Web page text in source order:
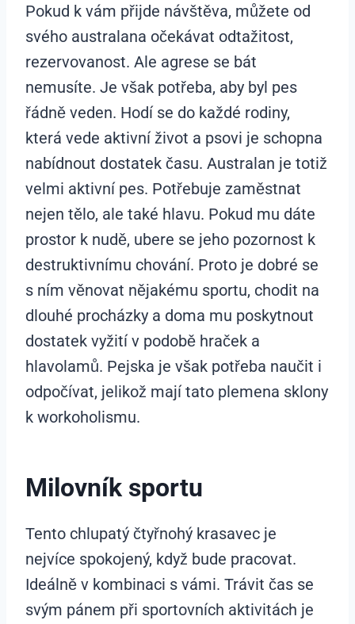
Pokud k vám přijde návštěva, můžete od
svého australana očekávat odtažitost,
rezervovanost. Ale agrese se bát
nemusíte. Je však potřeba, aby byl pes
řádně veden. Hodí se do každé rodiny,
která vede aktivní život a psovi je schopna
nabídnout dostatek času. Australan je totiž
velmi aktivní pes. Potřebuje zaměstnat
nejen tělo, ale také hlavu. Pokud mu dáte
prostor k nudě, ubere se jeho pozornost k
destruktivnímu chování. Proto je dobré se
s ním věnovat nějakému sportu, chodit na
dlouhé procházky a doma mu poskytnout
dostatek vyžití v podobě hraček a
hlavolamů. Pejska je však potřeba naučit i
odpočívat, jelikož mají tato plemena sklony
k workoholismu.
Milovník sportu
Tento chlupatý čtyřnohý krasavec je
nejvíce spokojený, když bude pracovat.
Ideálně v kombinaci s vámi. Trávit čas se
svým pánem při sportovních aktivitách je